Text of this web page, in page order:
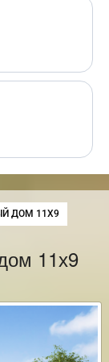
ДОМ 11Х9
11х9